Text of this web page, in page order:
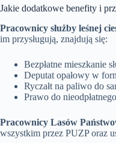
Jakie dodatkowe benefity i
Pracownicy służby leśnej
im przysługują, znajdują się:
Bezpłatne mieszkanie
Deputat opałowy w
Ryczałt na paliwo do
Prawo do
Pracownicy Lasów
wszystkim przez PUZP oraz